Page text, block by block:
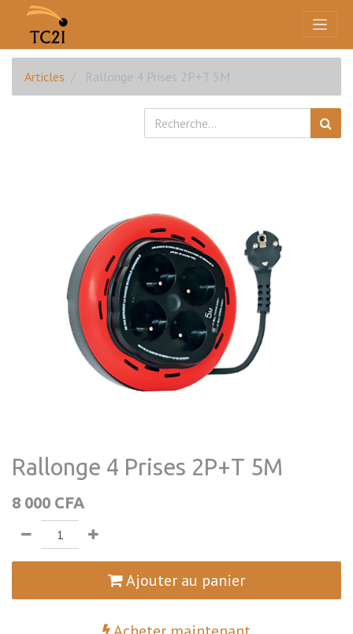
Articles Rallonge 4 Prises 2P+T 5M
Rallonge 4 Prises 2P+T 5M
8 000 CFA
Ajouter au panier